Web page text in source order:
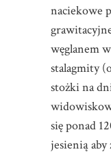
naciekowe
węglanem
stalagmity
stożki na
się ponad
jesienią aby